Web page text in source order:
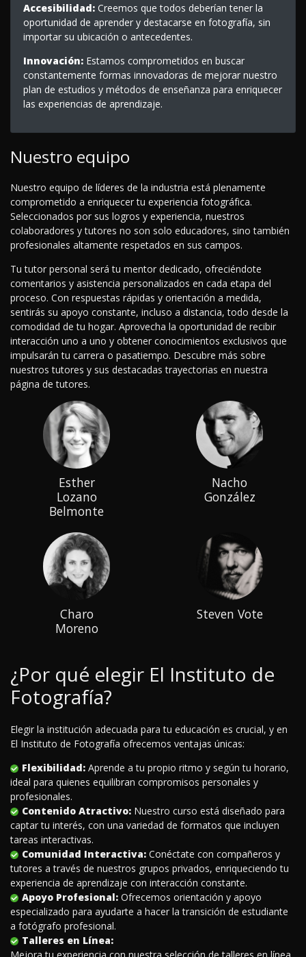
Accesibilidad:Creemos que todos deberían tener la
oportunidad de aprender y destacarse en fotografía, sin
importar su ubicación o antecedentes.
Innovación:Estamos comprometidos en buscar
constantemente formas innovadoras de mejorar nuestro
plan de estudios y métodos de enseñanza para enriquecer
las experiencias de aprendizaje.
Nuestro equipo
Nuestro equipo de líderes de la industria está plenamente
comprometido a enriquecer tu experiencia fotográfica.
Seleccionados por sus logros y experiencia, nuestros
colaboradores y tutores no son solo educadores, sino también
profesionales altamente respetados en sus campos.
Tu tutor personal será tu mentor dedicado, ofreciéndote
comentarios y asistencia personalizados en cada etapa del
proceso. Con respuestas rápidas y orientación a medida,
sentirás su apoyo constante, incluso a distancia, todo desde la
comodidad de tu hogar. Aprovecha la oportunidad de recibir
interacción uno a uno y obtener conocimientos exclusivos que
impulsarán tu carrera o pasatiempo. Descubre más sobre
nuestros tutores y sus destacadas trayectorias en nuestra
página de tutores.
Esther
Lozano
Belmonte
Nacho
González
Charo
Moreno
Steven Vote
¿Por qué elegir El Instituto de
Fotografía?
Elegir la institución adecuada para tu educación es crucial, y en
El Instituto de Fotografía ofrecemos ventajas únicas:
Flexibilidad: Aprende a tu propio ritmo y según tu horario,
ideal para quienes equilibran compromisos personales y
profesionales.
Contenido Atractivo: Nuestro curso está diseñado para
captar tu interés, con una variedad de formatos que incluyen
tareas interactivas.
Comunidad Interactiva: Conéctate con compañeros y
tutores a través de nuestros grupos privados, enriqueciendo tu
experiencia de aprendizaje con interacción constante.
Apoyo Profesional: Ofrecemos orientación y apoyo
especializado para ayudarte a hacer la transición de estudiante
a fotógrafo profesional.
Talleres en Línea: